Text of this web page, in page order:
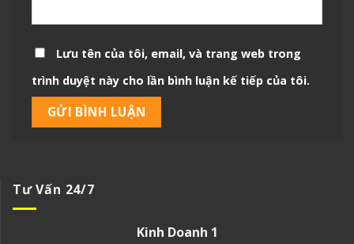
Lưu tên của tôi, email, và trang web trong
trình duyệt này cho lần bình luận kế tiếp của tôi.
Tư Vấn 24/7
Kinh Doanh 1